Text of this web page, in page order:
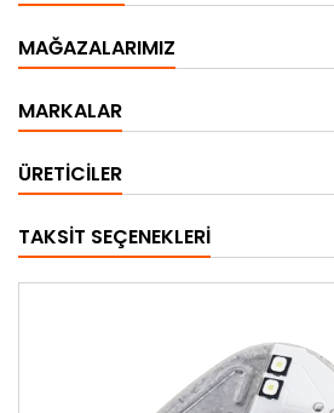
MAĞAZALARIMIZ
MARKALAR
ÜRETICILER
TAKSIT SEÇENEKLERI